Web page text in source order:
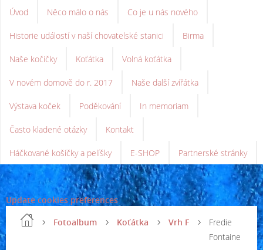
Úvod Něco málo o nás Co je u nás nového
Historie událostí v naší chovatelské stanici Birma
Naše kočičky Koťátka Volná koťátka
V novém domově do r. 2017 Naše další zvířátka
Výstava koček Poděkování In memoriam
Často kladené otázky Kontakt
Háčkované košíčky a pelíšky E-SHOP Partnerské stránky
Update cookies preferences
Fotoalbum
Koťátka Vrh F
Fredie
Fontaine